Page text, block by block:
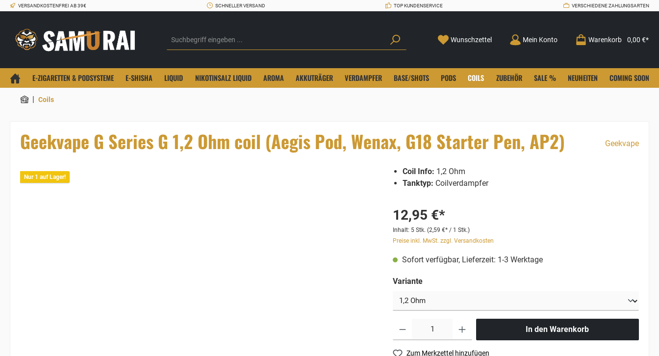
VERSANDKOSTENFREI AB 39€ SCHNELLER VERSAND TOP KUNDENSERVICE VERSCHIEDENE ZAHLUNGSARTEN
Wunschzettel Mein Konto Warenkorb 0,00 €*
E-ZIGARETTEN & PODSYSTEME E-SHISHA LIQUID NIKOTINSALZ LIQUID AROMA AKKUTRÄGER VERDAMPFER BASE/SHOTS PODS COILS ZUBEHÖR SALE % NEUHEITEN COMING SOON
| Coils
Geekvape G Series G 1,2 Ohm coil (Aegis Pod, Wenax, G18 Starter Pen, AP2) Geekvape
Nur 1 auf Lager!
Coil Info: 1,2 Ohm
Tanktyp: Coilverdampfer
12,95 €*
Inhalt: 5 Stk. (2,59 €* / 1 Stk.)
Preise inkl. MwSt. zzgl. Versandkosten
Sofort verfügbar, Lieferzeit: 1-3 Werktage
Variante
In den Warenkorb
Zum Merkzettel hinzufügen